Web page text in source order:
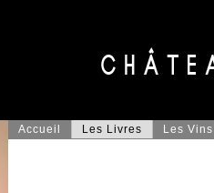
Accueil Les Livres Les Vins